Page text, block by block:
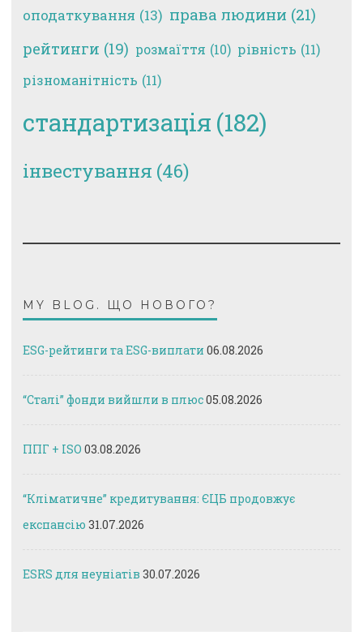
оподаткування (13) права людини (21)
рейтинги (19) розмаїття (10) рівність (11)
різноманітність (11)
стандартизація (182)
інвестування (46)
MY BLOG. ЩО НОВОГО?
ESG-рейтинги та ESG-виплати 06.08.2026
“Сталі” фонди вийшли в плюс05.08.2026
ППГ + ISO 03.08.2026
“Кліматичне” кредитування: ЄЦБ продовжує
експансію 31.07.2026
ESRS для неуніатів 30.07.2026